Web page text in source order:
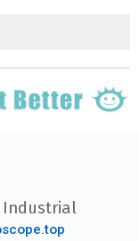
Industrial